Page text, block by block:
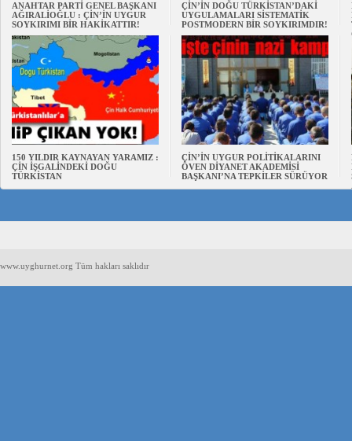
ANAHTAR PARTİ GENEL BAŞKANI
AĞIRALİOĞLU : ÇİN’İN UYGUR
SOYKIRIMI BİR HAKİKATTIR!
ÇİN’İN DOĞU TÜRKİSTAN’DAKİ
UYGULAMALARI SİSTEMATİK
POSTMODERN BİR SOYKIRIMDIR!
150 YILDIR KAYNAYAN YARAMIZ :
ÇİN İŞGALİNDEKİ DOĞU
TÜRKİSTAN
ÇİN’İN UYGUR POLİTİKALARINI
ÖVEN DİYANET AKADEMİSİ
BAŞKANI’NA TEPKİLER SÜRÜYOR
www.uyghurnet.org Tüm hakları saklıdır